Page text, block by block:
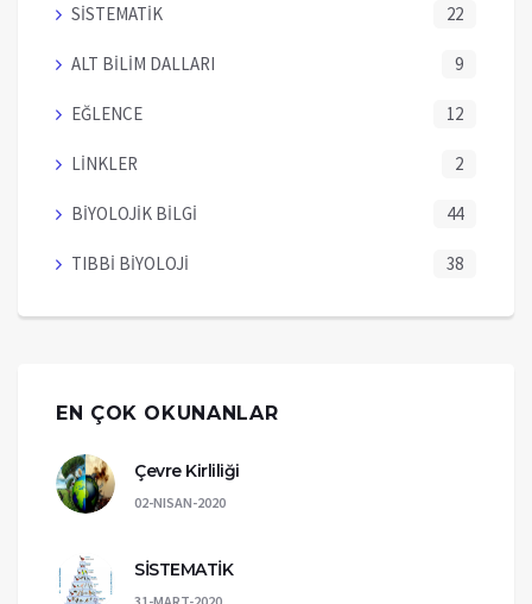
SİSTEMATİK 22
ALT BİLİM DALLARI 9
EĞLENCE 12
LİNKLER 2
BİYOLOJİK BİLGİ 44
TIBBİ BİYOLOJİ 38
EN ÇOK OKUNANLAR
Çevre Kirliliği
02-NISAN-2020
SİSTEMATİK